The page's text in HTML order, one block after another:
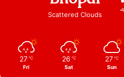
Scattered Clouds
27 ℃
Fri
26 ℃
Sat
27 ℃
Sun